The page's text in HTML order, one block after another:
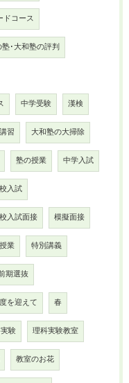
ドコース
･大和塾の評判
中学受験 漢検
習 大和塾の大掃除
塾の授業 中学入試
入試
入試面接 模擬面接
業 特別講義
期選抜
を迎えて 春
験 理科実験教室
教室のお花